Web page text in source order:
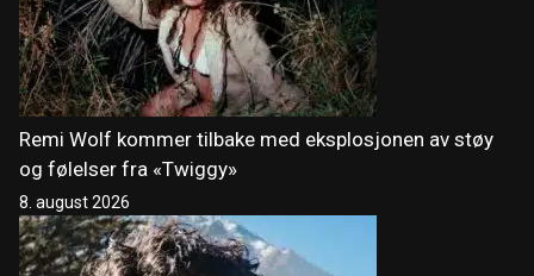
Remi Wolf kommer tilbake med eksplosjonen av støy
og følelser fra «Twiggy»
8. august 2026